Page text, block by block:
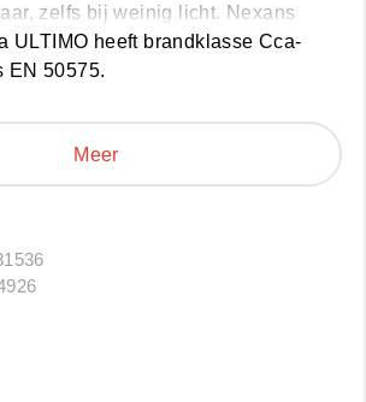
zelfs bij weinig licht. Nexans
is UV-bestendig, bestand tegen
-20 °C tot +60 °C, en biedt een
in België en voorzien
(PEP EcoPassport) voor
de ecologische voetafdruk.
ULTIMO heeft brandklasse Cca-
EN 50575.
Meer